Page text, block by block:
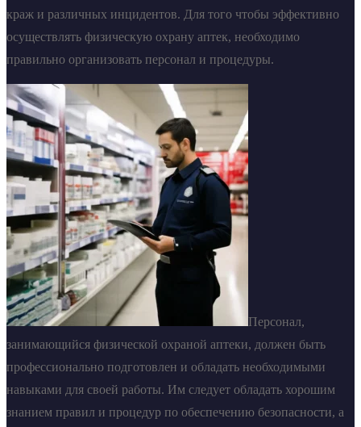
краж и различных инцидентов. Для того чтобы эффективно
осуществлять физическую охрану аптек, необходимо
правильно организовать персонал и процедуры.
Персонал,
занимающийся физической охраной аптеки, должен быть
профессионально подготовлен и обладать необходимыми
навыками для своей работы. Им следует обладать хорошим
знанием правил и процедур по обеспечению безопасности, а